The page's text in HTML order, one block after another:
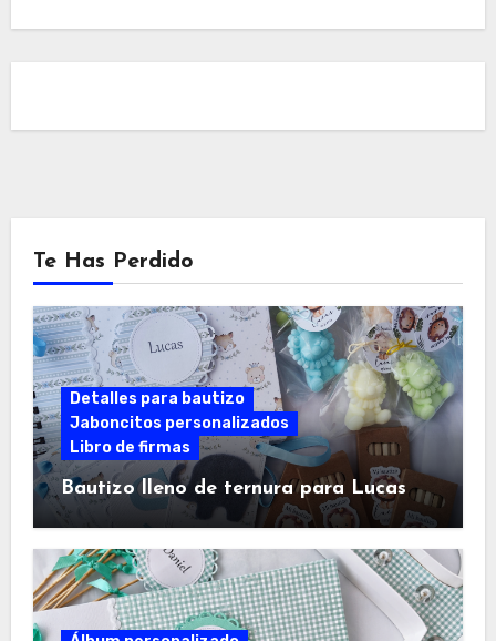
Te Has Perdido
Detalles para bautizo
Jaboncitos personalizados
Libro de firmas
Bautizo lleno de ternura para Lucas